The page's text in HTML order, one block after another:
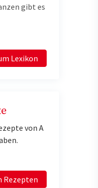
gibt es
Lexikon
von A
Rezepten